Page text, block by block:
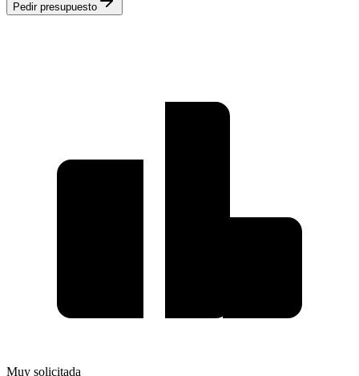
Pedir presupuesto
Muy solicitada